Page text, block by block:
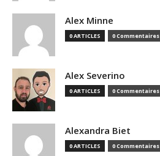
Alex Minne
0 ARTICLES 0 Commentaires
Alex Severino
0 ARTICLES 0 Commentaires
Alexandra Biet
0 ARTICLES 0 Commentaires